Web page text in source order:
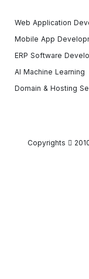
Web Application
Mobile App
ERP Software
AI Machine Learning
Domain & Hosting
Copyrights